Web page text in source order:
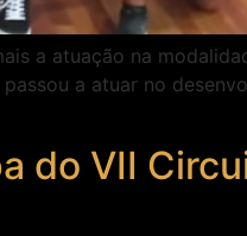
a atuação na
a atuar no
do VII